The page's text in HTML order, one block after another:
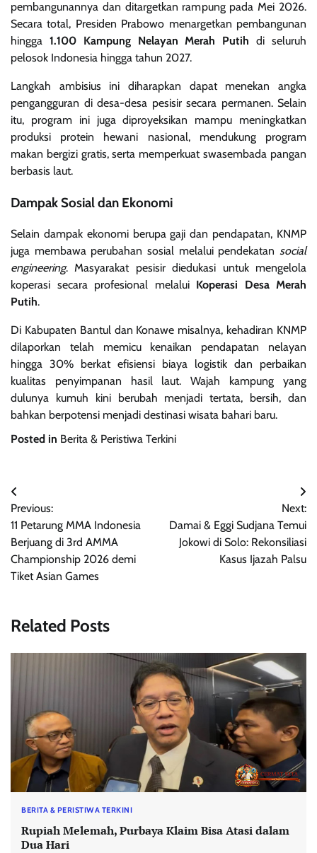
pembangunannya dan ditargetkan rampung pada Mei 2026.
Secara total, Presiden Prabowo menargetkan pembangunan
hingga 1.100 Kampung Nelayan Merah Putih di seluruh
pelosok Indonesia hingga tahun 2027.
Langkah ambisius ini diharapkan dapat menekan angka
pengangguran di desa-desa pesisir secara permanen. Selain
itu, program ini juga diproyeksikan mampu meningkatkan
produksi protein hewani nasional, mendukung program
makan bergizi gratis, serta memperkuat swasembada pangan
berbasis laut.
Dampak Sosial dan Ekonomi
Selain dampak ekonomi berupa gaji dan pendapatan, KNMP
juga membawa perubahan sosial melalui pendekatan social
engineering. Masyarakat pesisir diedukasi untuk mengelola
koperasi secara profesional melalui Koperasi Desa Merah
Putih.
Di Kabupaten Bantul dan Konawe misalnya, kehadiran KNMP
dilaporkan telah memicu kenaikan pendapatan nelayan
hingga 30% berkat efisiensi biaya logistik dan perbaikan
kualitas penyimpanan hasil laut. Wajah kampung yang
dulunya kumuh kini berubah menjadi tertata, bersih, dan
bahkan berpotensi menjadi destinasi wisata bahari baru.
Posted in Berita & Peristiwa Terkini
Navigasi
pos
Previous:
11 Petarung MMA Indonesia
Berjuang di 3rd AMMA
Championship 2026 demi
Tiket Asian Games
Next:
Damai & Eggi Sudjana Temui
Jokowi di Solo: Rekonsiliasi
Kasus Ijazah Palsu
Related Posts
BERITA & PERISTIWA TERKINI
Rupiah Melemah, Purbaya Klaim Bisa Atasi dalam
Dua Hari